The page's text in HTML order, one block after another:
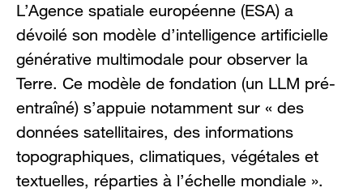
L’Agence spatiale européenne (ESA) a
dévoilé son modèle d’intelligence artificielle
générative multimodale pour observer la
Terre. Ce modèle de fondation (un LLM pré-
entraîné) s’appuie notamment sur « des
données satellitaires, des informations
topographiques, climatiques, végétales et
textuelles, réparties à l’échelle mondiale ».